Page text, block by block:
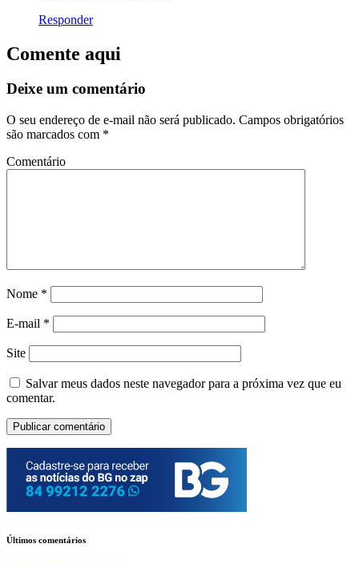
Responder
Comente aqui
Deixe um comentário
O seu endereço de e-mail não será publicado. Campos obrigatórios
são marcados com *
Comentário
Nome *
E-mail *
Site
Salvar meus dados neste navegador para a próxima vez que eu
comentar.
Últimos comentários